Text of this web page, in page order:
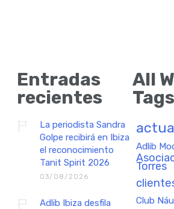
Entradas
recientes
La periodista Sandra
Golpe recibirá en Ibiza
el reconocimiento
Tanit Spirit 2026
03/08/2026
Adlib Ibiza desfila
All
Tags
Adlib
Torres
Club